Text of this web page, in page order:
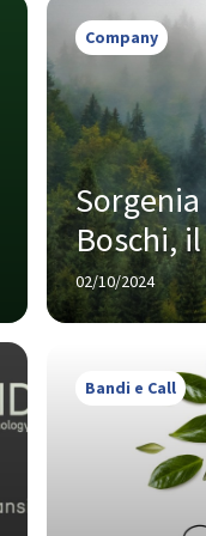
Company
Boschi,
delle
02/10/2024
Bandi e Call